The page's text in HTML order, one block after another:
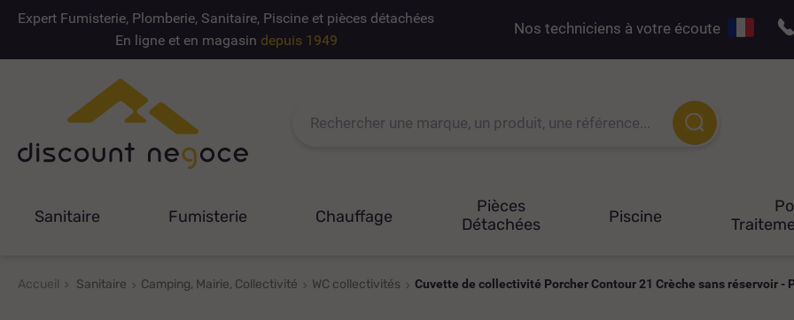
Expert Fumisterie, Plomberie, Sanitaire, Piscine et pièces détachées
En ligne et en magasin depuis 1949
Nos techniciens à votre écoute
Sanitaire Fumisterie Chauffage
Pièces
Détachées
Piscine
Accueil Sanitaire Camping, Mairie, Collectivité WC collectivités Cuvette de collectivité Porcher Contour 21 Crèche sans réservoir -